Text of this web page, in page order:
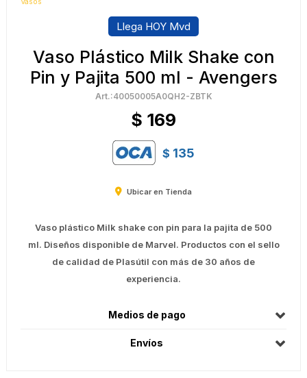
Vasos
Llega HOY Mvd
Vaso Plástico Milk Shake con
Pin y Pajita 500 ml - Avengers
40050005A0QH2-ZBTK
$ 169
$ 135
Ubicar en Tienda
Vaso plástico Milk shake con pin para la pajita de 500
ml. Diseños disponible de Marvel. Productos con el sello
de calidad de Plasútil con más de 30 años de
experiencia.
Medios de pago
Envíos